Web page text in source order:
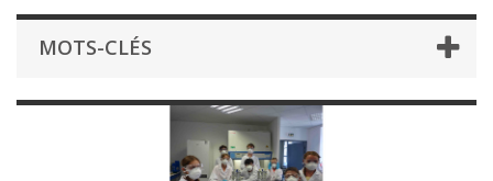
MOTS-CLÉS